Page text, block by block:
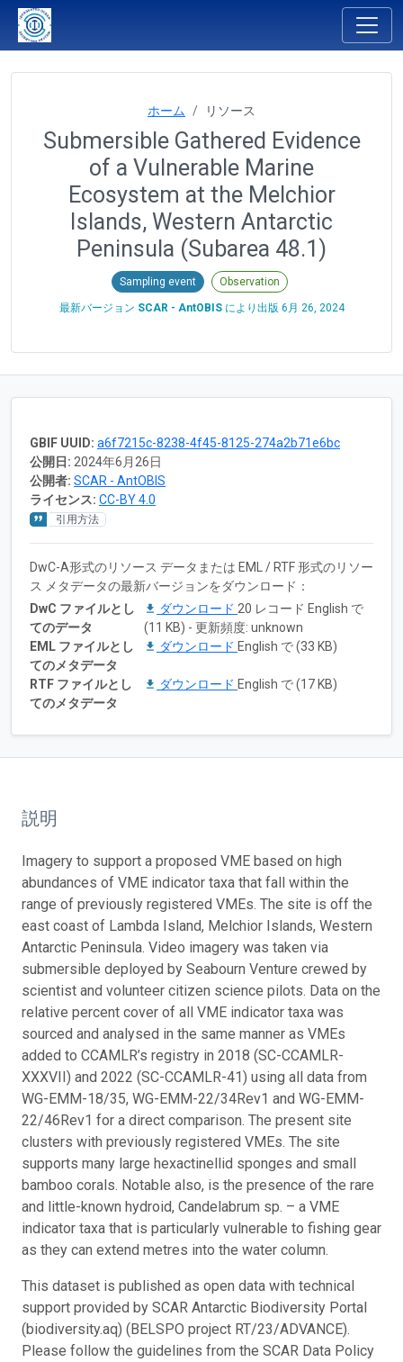
ホーム リソース
Submersible Gathered Evidence
of a Vulnerable Marine
Ecosystem at the Melchior
Islands, Western Antarctic
Peninsula (Subarea 48.1)
Sampling event Observation
最新バージョン SCAR - AntOBISにより出版 6月 26, 2024
GBIF UUID: a6f7215c-8238-4f45-8125-274a2b71e6bc
公開日: 2024年6月26日
公開者: SCAR - AntOBIS
ライセンス: CC-BY 4.0
引用方法
DwC-A形式のリソース データまたは EML / RTF 形式のリソー
ス メタデータの最新バージョンをダウンロード：
DwC ファイルとし
てのデータ
ダウンロード 20 レコード English で
(11 KB) - 更新頻度: unknown
EML ファイルとし
てのメタデータ
ダウンロード English で (33 KB)
RTF ファイルとし
てのメタデータ
ダウンロード English で (17 KB)
説明
Imagery to support a proposed VME based on high
abundances of VME indicator taxa that fall within the
range of previously registered VMEs. The site is off the
east coast of Lambda Island, Melchior Islands, Western
Antarctic Peninsula. Video imagery was taken via
submersible deployed by Seabourn Venture crewed by
scientist and volunteer citizen science pilots. Data on the
relative percent cover of all VME indicator taxa was
sourced and analysed in the same manner as VMEs
added to CCAMLR’s registry in 2018 (SC-CCAMLR-
XXXVII) and 2022 (SC-CCAMLR-41) using all data from
WG-EMM-18/35, WG-EMM-22/34Rev1 and WG-EMM-
22/46Rev1 for a direct comparison. The present site
clusters with previously registered VMEs. The site
supports many large hexactinellid sponges and small
bamboo corals. Notable also, is the presence of the rare
and little-known hydroid, Candelabrum sp. – a VME
indicator taxa that is particularly vulnerable to fishing gear
as they can extend metres into the water column.
This dataset is published as open data with technical
support provided by SCAR Antarctic Biodiversity Portal
(biodiversity.aq) (BELSPO project RT/23/ADVANCE).
Please follow the guidelines from the SCAR Data Policy